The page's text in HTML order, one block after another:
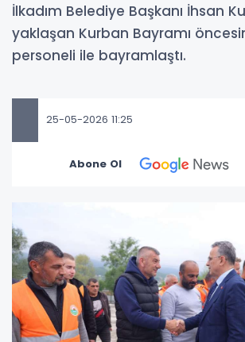
İlkadım Belediye Başkanı İhsan
yaklaşan Kurban Bayramı
personeli ile bayramlaştı.
25-05-2026 11:25
Abone Ol